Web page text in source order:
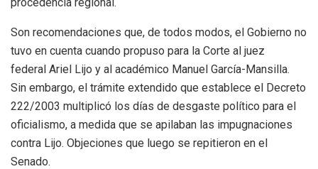
Son recomendaciones que, de todos modos, el Gobierno no
tuvo en cuenta cuando propuso para la Corte al juez
federal Ariel Lijo y al académico Manuel García-Mansilla.
Sin embargo, el trámite extendido que establece el Decreto
222/2003 multiplicó los días de desgaste político para el
oficialismo, a medida que se apilaban las impugnaciones
contra Lijo. Objeciones que luego se repitieron en el
Senado.